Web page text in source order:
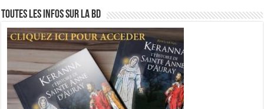
Toutes les infos sur la BD